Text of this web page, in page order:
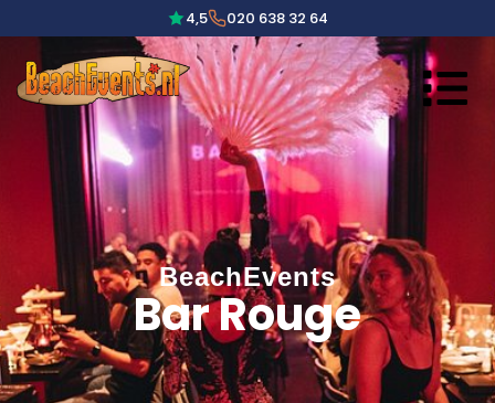
4,5 020 638 32 64
BeachEvents
Bar Rouge